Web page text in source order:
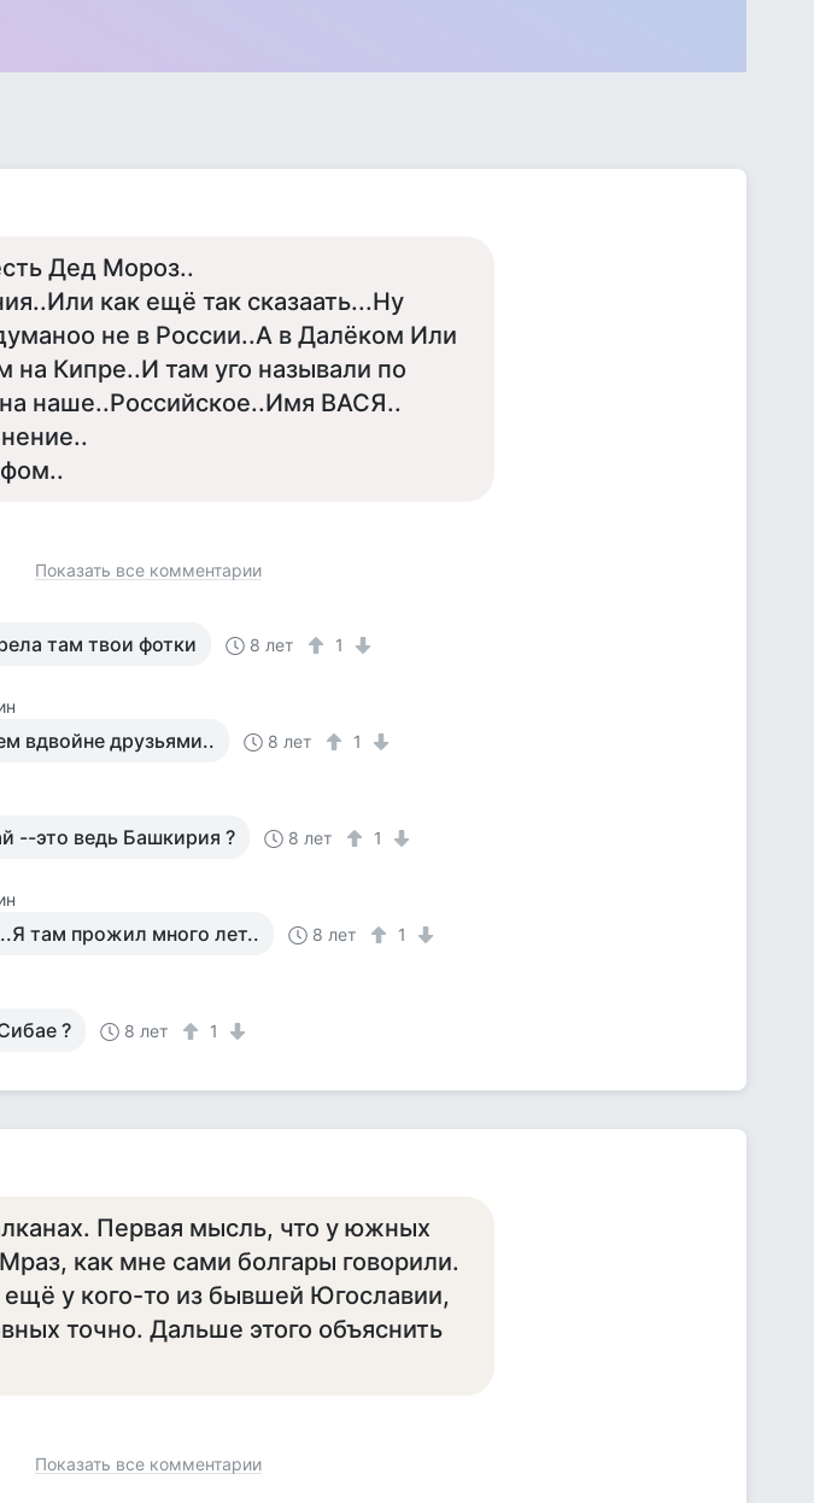
Дед Мороз..
как ещё так сказаать...Ну
не в России..А в Далёком Или
Кипре..И там уго называли по
наше..Российское..Имя ВАСЯ..
Показать все комментарии
там твои фотки 8 лет 1
вдвойне друзьями.. 8 лет 1
--это ведь Башкирия ? 8 лет 1
там прожил много лет.. 8 лет 1
? 8 лет 1
Первая мысль, что у южных
как мне сами болгары говорили.
у кого-то из бывшей Югославии,
точно. Дальше этого объяснить
Показать все комментарии